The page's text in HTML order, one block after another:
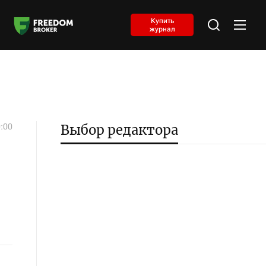
Купить
журнал
Выбор редактора